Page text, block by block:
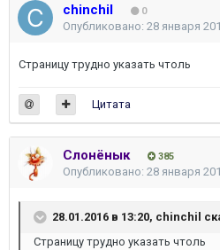
chinchil 0
Опубликовано: 28 января
Страницу трудно указать чтоль
Цитата
Слонёнык 385
Опубликовано: 28 января
28.01.2016 в 13:20, chinchil
Страницу трудно указать чтоль